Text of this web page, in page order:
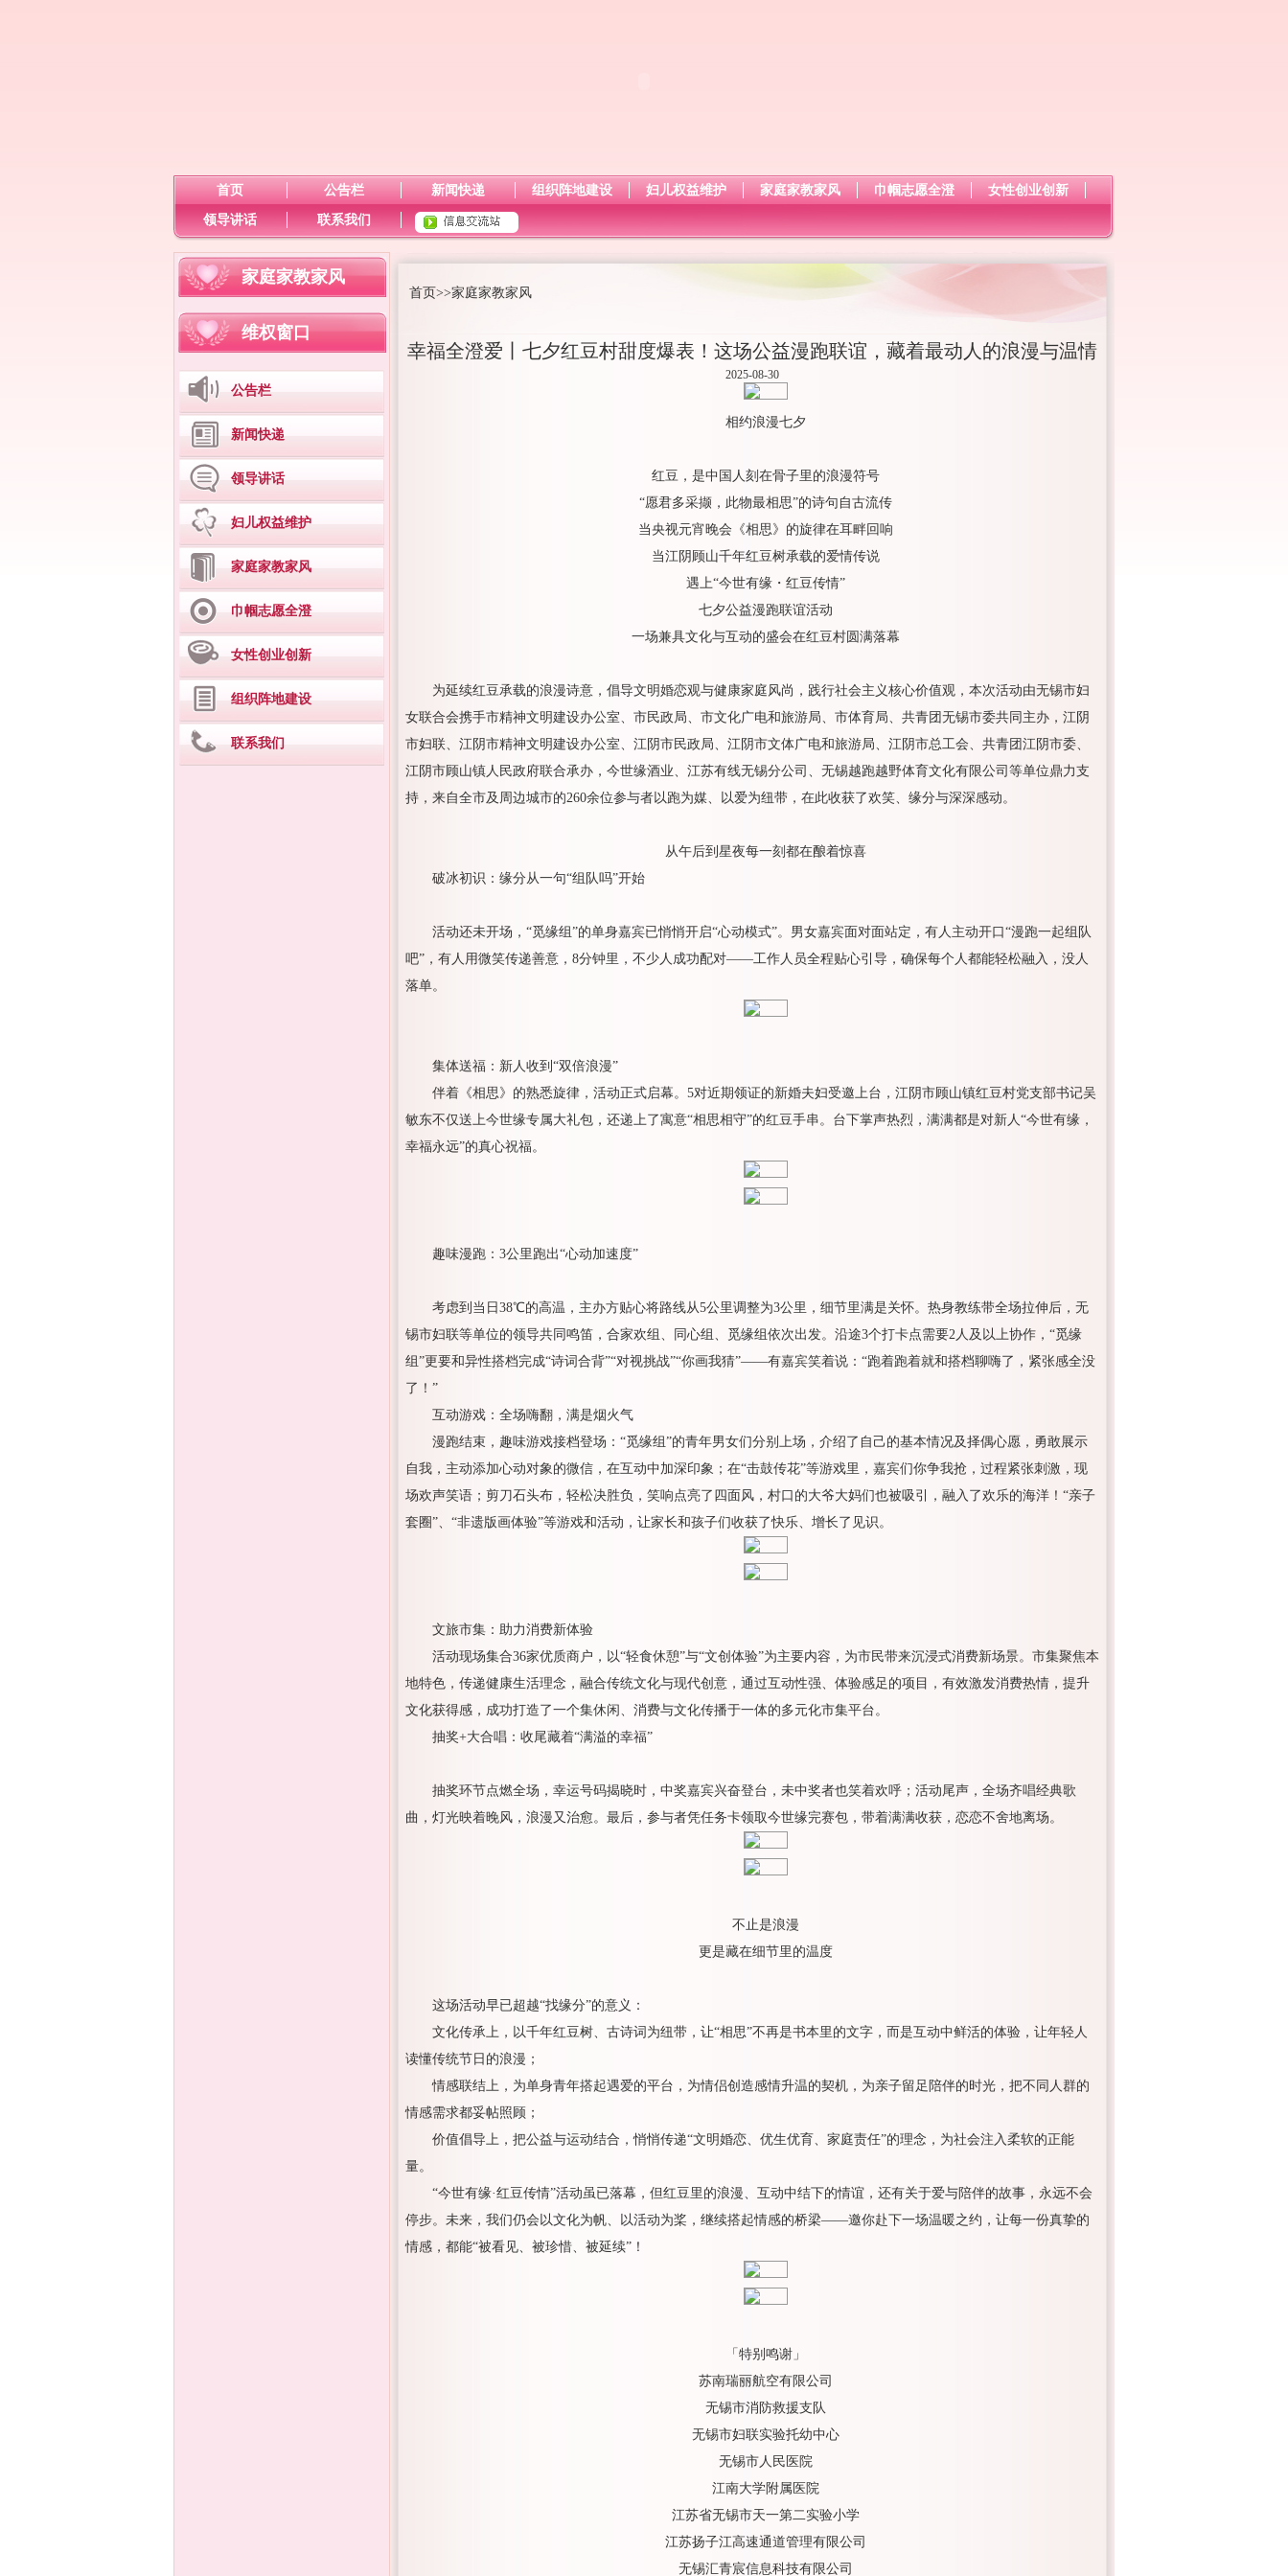
首页 公告栏 新闻快递 组织阵地建设 妇儿权益维护 家庭家教家风 巾帼志愿全澄 女性创业创新
领导讲话 联系我们
家庭家教家风
维权窗口
公告栏
新闻快递
领导讲话
妇儿权益维护
家庭家教家风
巾帼志愿全澄
女性创业创新
组织阵地建设
联系我们
首页>>家庭家教家风
幸福全澄爱丨七夕红豆村甜度爆表！这场公益漫跑联谊，藏着最动人的浪漫与温情
2025-08-30
相约浪漫七夕
红豆，是中国人刻在骨子里的浪漫符号
“愿君多采撷，此物最相思”的诗句自古流传
当央视元宵晚会《相思》的旋律在耳畔回响
当江阴顾山千年红豆树承载的爱情传说
遇上“今世有缘・红豆传情”
七夕公益漫跑联谊活动
一场兼具文化与互动的盛会在红豆村圆满落幕
为延续红豆承载的浪漫诗意，倡导文明婚恋观与健康家庭风尚，践行社会主义核心价值观，本次活动由无锡市妇
女联合会携手市精神文明建设办公室、市民政局、市文化广电和旅游局、市体育局、共青团无锡市委共同主办，江阴
市妇联、江阴市精神文明建设办公室、江阴市民政局、江阴市文体广电和旅游局、江阴市总工会、共青团江阴市委、
江阴市顾山镇人民政府联合承办，今世缘酒业、江苏有线无锡分公司、无锡越跑越野体育文化有限公司等单位鼎力支
持，来自全市及周边城市的260余位参与者以跑为媒、以爱为纽带，在此收获了欢笑、缘分与深深感动。
从午后到星夜每一刻都在酿着惊喜
破冰初识：缘分从一句“组队吗”开始
活动还未开场，“觅缘组”的单身嘉宾已悄悄开启“心动模式”。男女嘉宾面对面站定，有人主动开口“漫跑一起组队
吧”，有人用微笑传递善意，8分钟里，不少人成功配对——工作人员全程贴心引导，确保每个人都能轻松融入，没人
落单。
集体送福：新人收到“双倍浪漫”
伴着《相思》的熟悉旋律，活动正式启幕。5对近期领证的新婚夫妇受邀上台，江阴市顾山镇红豆村党支部书记吴
敏东不仅送上今世缘专属大礼包，还递上了寓意“相思相守”的红豆手串。台下掌声热烈，满满都是对新人“今世有缘，
幸福永远”的真心祝福。
趣味漫跑：3公里跑出“心动加速度”
考虑到当日38℃的高温，主办方贴心将路线从5公里调整为3公里，细节里满是关怀。热身教练带全场拉伸后，无
锡市妇联等单位的领导共同鸣笛，合家欢组、同心组、觅缘组依次出发。沿途3个打卡点需要2人及以上协作，“觅缘
组”更要和异性搭档完成“诗词合背”“对视挑战”“你画我猜”——有嘉宾笑着说：“跑着跑着就和搭档聊嗨了，紧张感全没
了！”
互动游戏：全场嗨翻，满是烟火气
漫跑结束，趣味游戏接档登场：“觅缘组”的青年男女们分别上场，介绍了自己的基本情况及择偶心愿，勇敢展示
自我，主动添加心动对象的微信，在互动中加深印象；在“击鼓传花”等游戏里，嘉宾们你争我抢，过程紧张刺激，现
场欢声笑语；剪刀石头布，轻松决胜负，笑响点亮了四面风，村口的大爷大妈们也被吸引，融入了欢乐的海洋！“亲子
套圈”、“非遗版画体验”等游戏和活动，让家长和孩子们收获了快乐、增长了见识。
文旅市集：助力消费新体验
活动现场集合36家优质商户，以“轻食休憩”与“文创体验”为主要内容，为市民带来沉浸式消费新场景。市集聚焦本
地特色，传递健康生活理念，融合传统文化与现代创意，通过互动性强、体验感足的项目，有效激发消费热情，提升
文化获得感，成功打造了一个集休闲、消费与文化传播于一体的多元化市集平台。
抽奖+大合唱：收尾藏着“满溢的幸福”
抽奖环节点燃全场，幸运号码揭晓时，中奖嘉宾兴奋登台，未中奖者也笑着欢呼；活动尾声，全场齐唱经典歌
曲，灯光映着晚风，浪漫又治愈。最后，参与者凭任务卡领取今世缘完赛包，带着满满收获，恋恋不舍地离场。
不止是浪漫
更是藏在细节里的温度
这场活动早已超越“找缘分”的意义：
文化传承上，以千年红豆树、古诗词为纽带，让“相思”不再是书本里的文字，而是互动中鲜活的体验，让年轻人
读懂传统节日的浪漫；
情感联结上，为单身青年搭起遇爱的平台，为情侣创造感情升温的契机，为亲子留足陪伴的时光，把不同人群的
情感需求都妥帖照顾；
价值倡导上，把公益与运动结合，悄悄传递“文明婚恋、优生优育、家庭责任”的理念，为社会注入柔软的正能
量。
“今世有缘·红豆传情”活动虽已落幕，但红豆里的浪漫、互动中结下的情谊，还有关于爱与陪伴的故事，永远不会
停步。未来，我们仍会以文化为帆、以活动为桨，继续搭起情感的桥梁——邀你赴下一场温暖之约，让每一份真挚的
情感，都能“被看见、被珍惜、被延续”！
「特别鸣谢」
苏南瑞丽航空有限公司
无锡市消防救援支队
无锡市妇联实验托幼中心
无锡市人民医院
江南大学附属医院
江苏省无锡市天一第二实验小学
江苏扬子江高速通道管理有限公司
无锡汇青宸信息科技有限公司